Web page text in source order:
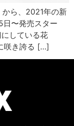
から、2021年の新
〜発売スター
している花
咲き誇る […]